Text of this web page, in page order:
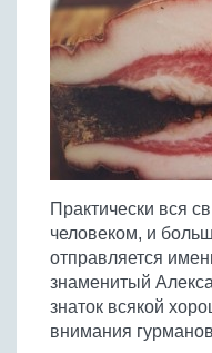
Из яиц и другие
Холодные супы
Супы-пюре
Молочные супы
Сладкие супы
Отварное мясо
Запеченное мясо
Тушеное мясо
Из мясного фарша
Из субпродуктов
Жареная рыба
Отварная и
Запеченная рыба
Тушеная рыба
Из рыбного фарша
Морепродукты
Суши и роллы
Вся птица
Жареная птица
Отварная птица
Запеченная птица
Тушеная птица
Из фарша птицы
Из субпродуктов
Овощи
Все овощи
Жареные овощи
Отварные овощи
Запеченные овощи
Выпечка
Вся выпечка
Торты и пирожные
Пироги и пирожки
Кексы и маффины
Печенье и булочки
Блины и оладьи
Соусы
Все соусы
Соусы к мясу
Соусы к рыбе
Соусы к овощам
Другие соусы
Все напитки
Алкогольные
Безалкогольные
Заготовки
Все заготовки
Ягоды и фрукты
Десерты
Конфеты и
Ещё...
Практически вся
человеком, и
отправляется
знаменитый
знаток всякой
внимания